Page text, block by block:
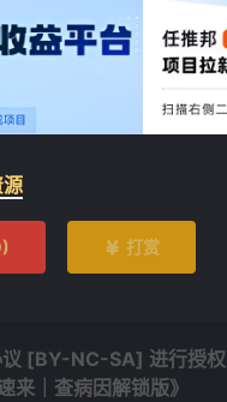
)  打赏
议 [BY-NC-SA] 进行授权
来｜查病因解锁版》